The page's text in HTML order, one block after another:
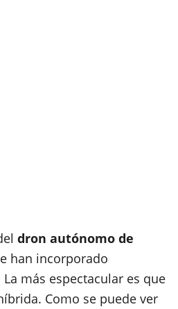
dron autónomo de
han incorporado
más espectacular es que
Como se puede ver